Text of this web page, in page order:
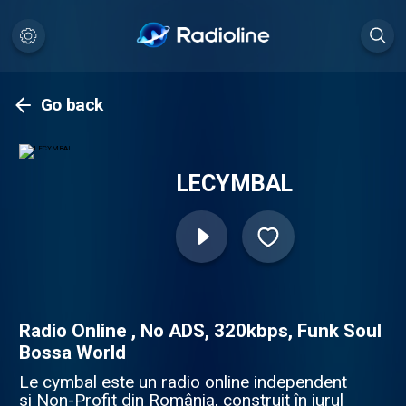
Go back
LECYMBAL
Radio Online , No ADS, 320kbps, Funk Soul
Bossa World
Le cymbal este un radio online independent
si Non-Profit din România, construit în jurul